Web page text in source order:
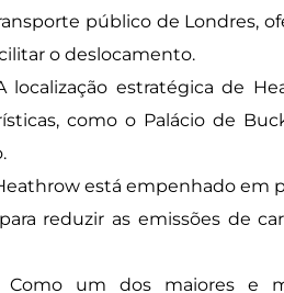
público de Londres,
o deslocamento.
localização estratégica de
como o Palácio de
está empenhado em
reduzir as emissões de
Como um dos maiores e